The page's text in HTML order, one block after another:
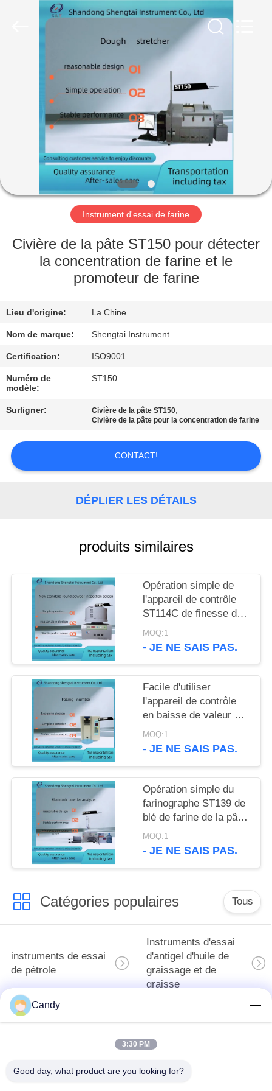
MAISON
PRODUITS
SUJET
DE
NOUS
VISITE
D'USINE
DE
QUALITÉ
CONTACTEZ-
NOUS
CITATION
PRIVACY
POLICY
Instrument d'essai de farine
Civière de la pâte ST150 pour détecter
la concentration de farine et le
promoteur de farine
Lieu d'origine: La Chine
Nom de marque: Shengtai Instrument
Certification: ISO9001
Numéro de
modèle:
ST150
Surligner: Civière de la pâte ST150,
Civière de la pâte pour la concentration de farine
CONTACT!
DÉPLIER LES DÉTAILS
produits similaires
Opération simple de
l'appareil de contrôle
ST114C de finesse de
poudre d'inspection de
grain et d'huile
MOQ:1
- JE NE SAIS PAS.
Facile d'utiliser
l'appareil de contrôle
en baisse de valeur de
grain pour la farine de
blé et la farine ST006
MOQ:1
- JE NE SAIS PAS.
Opération simple du
farinographe ST139 de
blé de farine de la pâte
de rhéologie
d'instrument
MOQ:1
- JE NE SAIS PAS.
Catégories populaires Tous
instruments de essai
de pétrole
Instruments d'essai
d'antigel d'huile de
graissage et de
graisse
Équipement d'essai
transformateur
Candy
3:30 PM
Good day, what product are you looking for?